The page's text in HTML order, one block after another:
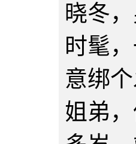
晓冬
时髦
意绑
姐弟